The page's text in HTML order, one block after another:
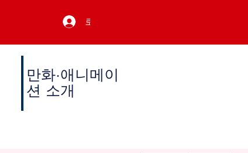
로그인
만화·애니메이
션 소개